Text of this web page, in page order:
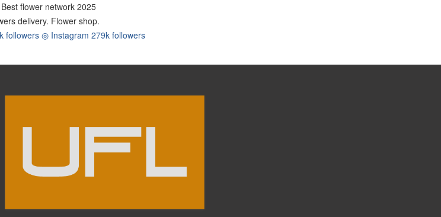
Best flower network 2025
delivery. Flower shop.
followers ◎ Instagram 279k followers